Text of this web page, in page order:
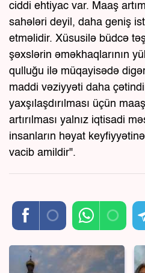
ciddi ehtiyac var. Maaş
sahələri deyil, daha geniş
etməlidir. Xüsusilə büdcə
şəxslərin əməkhaqlarının
qulluğu ilə müqayisədə
maddi vəziyyəti daha
yaxşılaşdırılması üçün
artırılması yalnız iqtisadi
insanların həyat
vacib amildir".